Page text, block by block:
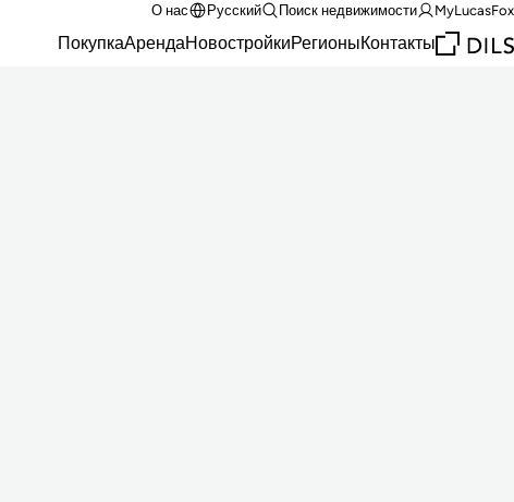
О нас Русский Поиск недвижимости MyLucasFox
ПокупкаАрендаНовостройкиРегионыКонтакты